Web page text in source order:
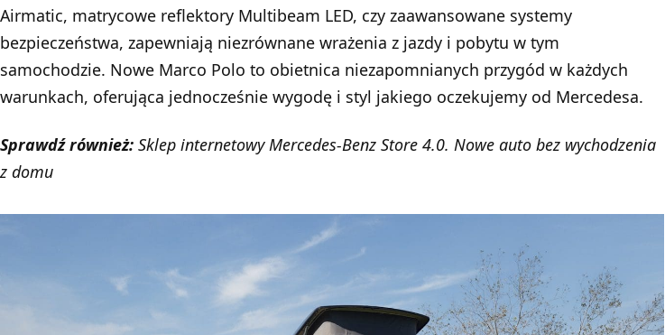
Airmatic, matrycowe reflektory Multibeam LED, czy zaawansowane systemy
bezpieczeństwa, zapewniają niezrównane wrażenia z jazdy i pobytu w tym
samochodzie. Nowe Marco Polo to obietnica niezapomnianych przygód w każdych
warunkach, oferująca jednocześnie wygodę i styl jakiego oczekujemy od Mercedesa.
Sprawdź również: Sklep internetowy Mercedes-Benz Store 4.0. Nowe auto bez wychodzenia
z domu